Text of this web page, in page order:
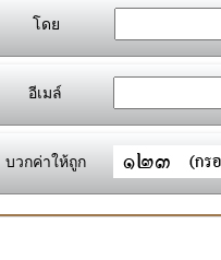
โดย
อีเมล์
บวกค่าให้ถูก